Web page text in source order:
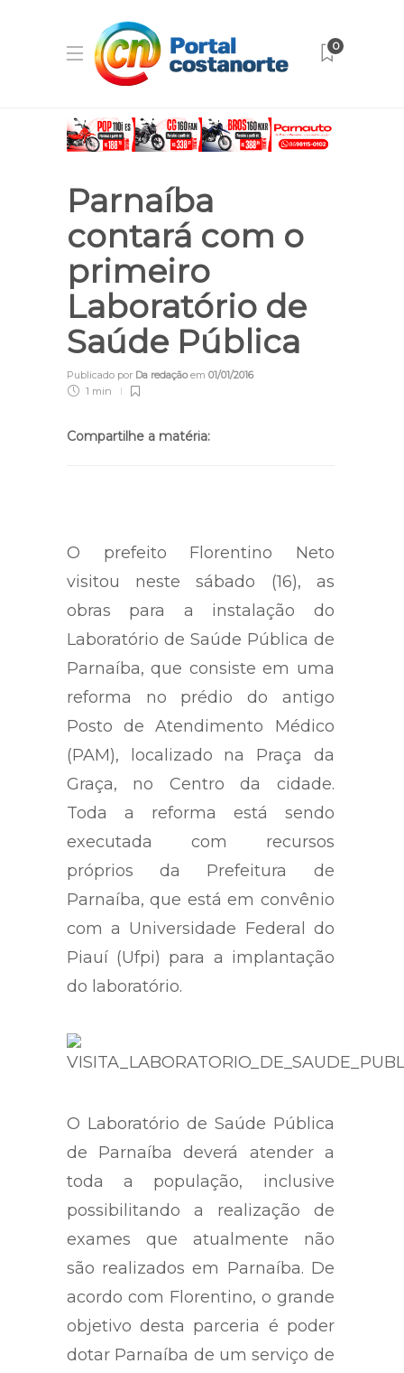
0
Parnaíba
contará com o
primeiro
Laboratório de
Saúde Pública
Publicado por Da redaçãoem 01/01/2016
1 min
Compartilhe a matéria:
O prefeito Florentino Neto
visitou neste sábado (16), as
obras para a instalação do
Laboratório de Saúde Pública de
Parnaíba, que consiste em uma
reforma no prédio do antigo
Posto de Atendimento Médico
(PAM), localizado na Praça da
Graça, no Centro da cidade.
Toda a reforma está sendo
executada com recursos
próprios da Prefeitura de
Parnaíba, que está em convênio
com a Universidade Federal do
Piauí (Ufpi) para a implantação
do laboratório.
O Laboratório de Saúde Pública
de Parnaíba deverá atender a
toda a população, inclusive
possibilitando a realização de
exames que atualmente não
são realizados em Parnaíba. De
acordo com Florentino, o grande
objetivo desta parceria é poder
dotar Parnaíba de um serviço de